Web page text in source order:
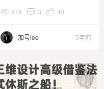
979 3 40
加号lee 5年前